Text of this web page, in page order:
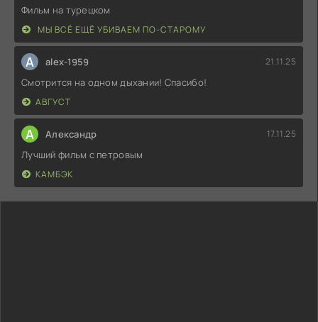
Фильм на турецком
МЫ ВСЁ ЕЩЁ УБИВАЕМ ПО-СТАРОМУ
A alex-1959 21.11.25
Смотрится на одном дыхании! Спасибо!
АВГУСТ
А Александр 17.11.25
Лучший фильм с петровым
КАМБЭК